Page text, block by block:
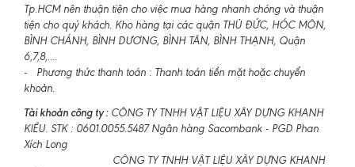
Tp.HCM nên thuận tiện cho việc mua hàng nhanh chóng và thuận
tiện cho quý khách. Kho hàng tại các quận THỦ ĐỨC, HÓC MÔN,
BÌNH CHÁNH, BÌNH DƯƠNG, BÌNH TÂN, BÌNH THẠNH, Quận
6,7,8,....
- Phương thức thanh toán : Thanh toán tiền mặt hoặc chuyển
khoản.
Tài khoản công ty :CÔNG TY TNHH VẬT LIỆU XÂY DỰNG KHANH
KIỀU. STK : 0601.0055.5487 Ngân hàng Sacombank - PGD Phan
Xích Long
CÔNG TY TNHH VẬT LIỆU XÂY DỰNG KHANH